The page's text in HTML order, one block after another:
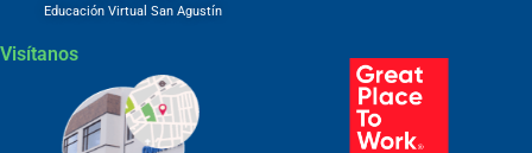
Educación Virtual San Agustín
Visítanos